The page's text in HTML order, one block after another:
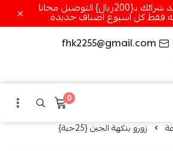
عرض التوصيل عند شرائك بـ{200ريال} التوصيل مجانا
فقط كل اسبوع اصناف جديدة
fhk2255@gmail.com
0
زورو بنكهة الجبن {25حبة}